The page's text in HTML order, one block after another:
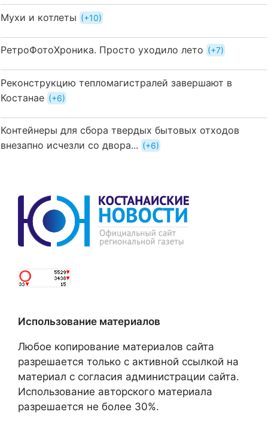
Мухи и котлеты +10
РетроФотоХроника. Просто уходило лето +7
Реконструкцию тепломагистралей завершают в
Костанае
+6
Контейнеры для сбора твердых бытовых отходов
внезапно исчезли со двора...
+6
Использование материалов
Любое копирование материалов сайта
разрешается только с активной ссылкой на
материал с согласия администрации сайта.
Использование авторского материала
разрешается не более 30%.